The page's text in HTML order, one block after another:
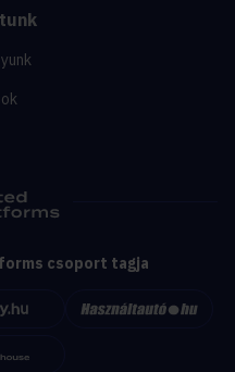
csoport tagja